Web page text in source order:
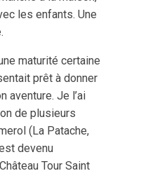
les enfants. Une
maturité certaine
prêt à donner
aventure. Je l’ai
de plusieurs
(La Patache,
devenu
Tour Saint